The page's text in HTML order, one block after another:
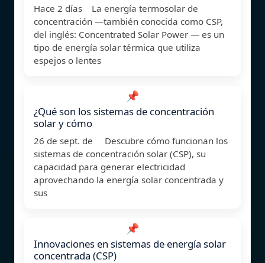
Hace 2 días La energía termosolar de
concentración —también conocida como CSP,
del inglés: Concentrated Solar Power — es un
tipo de energía solar térmica que utiliza
espejos o lentes
📌
¿Qué son los sistemas de concentración
solar y cómo
26 de sept. de Descubre cómo funcionan los
sistemas de concentración solar (CSP), su
capacidad para generar electricidad
aprovechando la energía solar concentrada y
sus
📌
Innovaciones en sistemas de energía solar
concentrada (CSP)